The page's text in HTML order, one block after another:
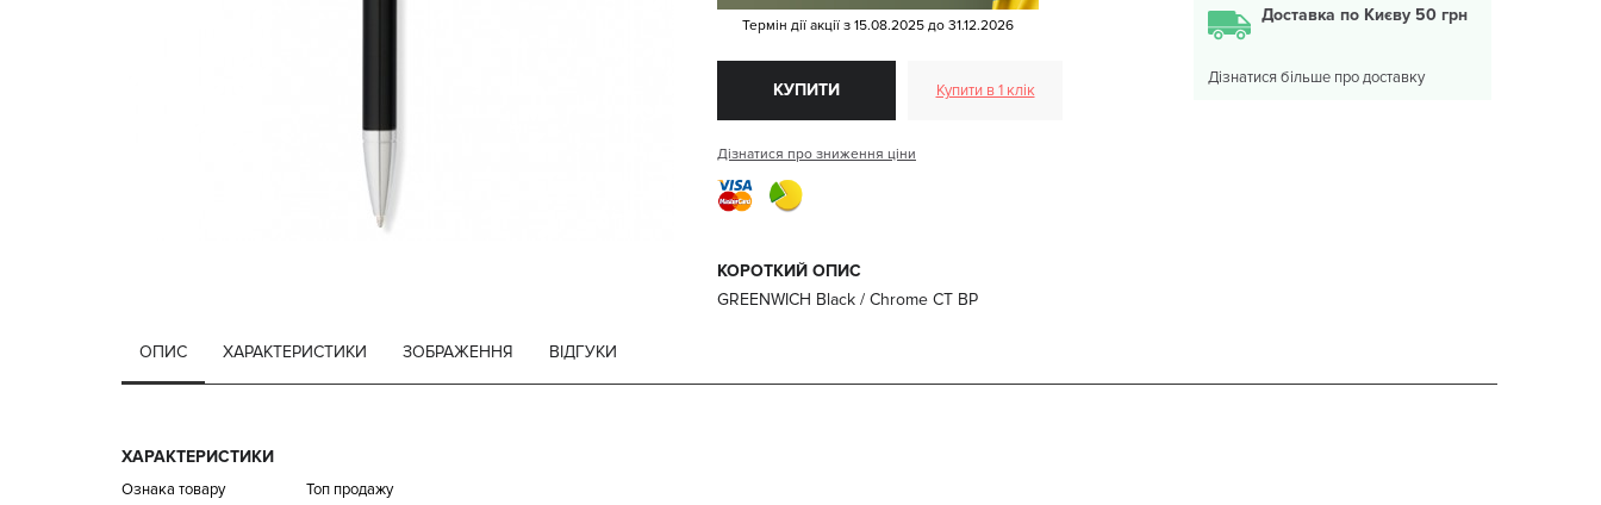
Термін дії акції з 15.08.2025 до 31.12.2026
КУПИТИ Купити в 1 клік
Дізнатися про зниження ціни
КОРОТКИЙ ОПИС
GREENWICH Black / Chrome CT BP
Доставка по Києву 50 грн
Дізнатися більше про доставку
ОПИС ХАРАКТЕРИСТИКИ ЗОБРАЖЕННЯ ВІДГУКИ
ХАРАКТЕРИСТИКИ
Ознака товару
Топ продажу